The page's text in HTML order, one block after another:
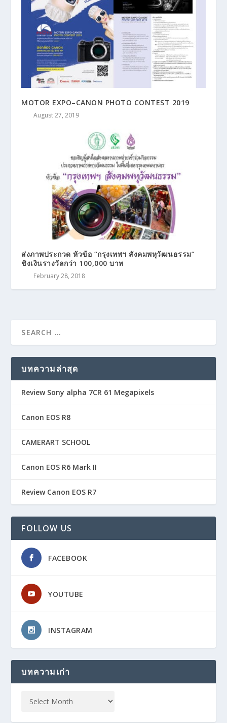
MOTOR EXPO–CANON PHOTO CONTEST 2019
August 27, 2019
ส่งภาพประกวด หัวข้อ “กรุงเทพฯ สังคมพหุวัฒนธรรม”
ชิงเงินรางวัลกว่า 100,000 บาท
February 28, 2018
บทความล่าสุด
Review Sony alpha 7CR 61 Megapixels
Canon EOS R8
CAMERART SCHOOL
Canon EOS R6 Mark II
Review Canon EOS R7
FOLLOW US
FACEBOOK
YOUTUBE
INSTAGRAM
บทความเก่า